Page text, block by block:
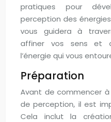
pratiques pour
perception des
vous guidera à
affiner vos sens et
l’énergie qui vous
Préparation
Avant de commencer
de perception, il est
Cela inclut la